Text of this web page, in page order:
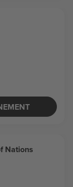
Nations